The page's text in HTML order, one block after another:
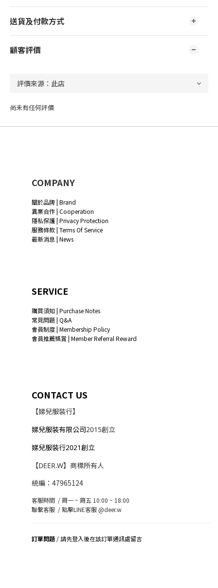
送貨及付款方式
顧客評價
尚未有任何評價
COMPANY
關於品牌 | Brand
異業合作 | Cooperation
隱私保護 | Privacy Protection
服務條款 | Terms Of Service
最新消息 | News
SERVICE
購買須知 | Purchase Notes
常見問題 | Q&A
會員制度 | Membership Policy
會員推薦獎賞 | Member Referral Reward
CONTACT US
【娣兒服裝行】
娣兒服裝有限公司2015創立
娣兒服裝行2021創立
【DEER.W】商標所有人
統編：47965124
客服時間 / 周一 ~ 周五 10:00 ~ 18:00
聯繫客服 /點擊LINE客服 @deer.w
訂單問題 / 請先登入後在該訂單通訊處留言